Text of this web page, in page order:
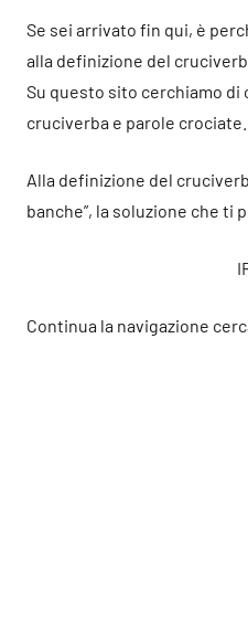
Se sei arrivato fin qui, è
alla definizione del
Su questo sito cerchiamo
cruciverba e parole crociate.
Alla definizione del
banche”, la soluzione che ti
Continua la navigazione